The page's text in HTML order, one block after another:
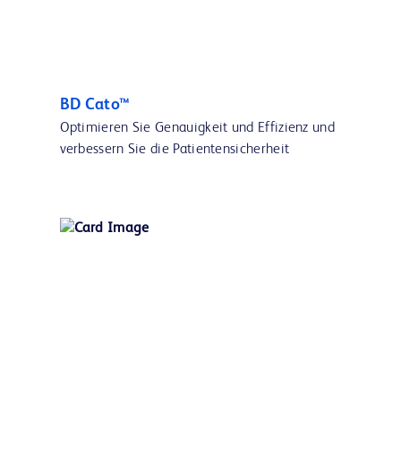
BD Cato™
Optimieren Sie Genauigkeit und Effizienz und
verbessern Sie die Patientensicherheit